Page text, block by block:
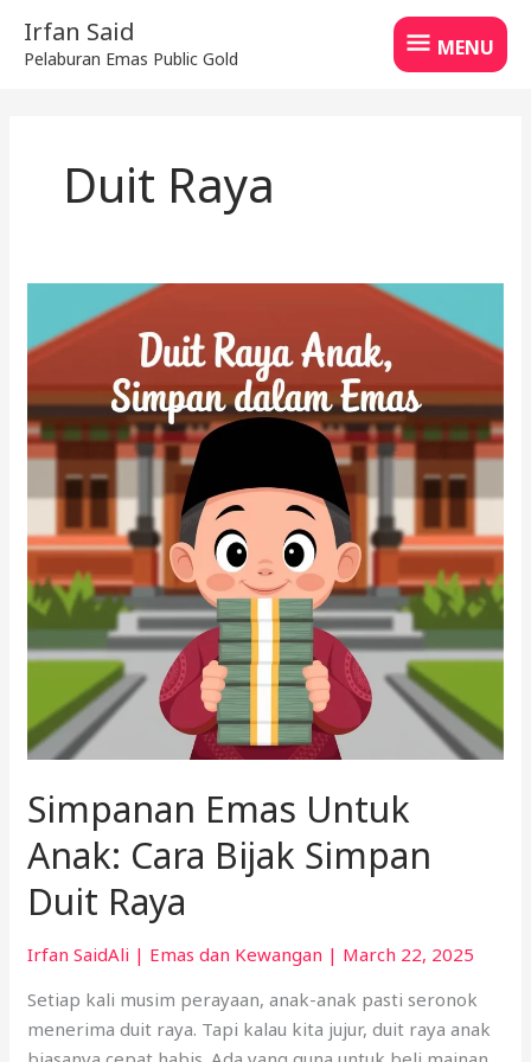
content
Irfan Said
Pelaburan Emas Public Gold
MENU
MENU
Duit Raya
Simpanan Emas Untuk
Anak: Cara Bijak Simpan
Duit Raya
Irfan SaidAli | Emas dan Kewangan | March 22, 2025
Setiap kali musim perayaan, anak-anak pasti seronok
menerima duit raya. Tapi kalau kita jujur, duit raya anak
Emas
Untuk
Cara
Bijak
Simpan
Duit
Raya